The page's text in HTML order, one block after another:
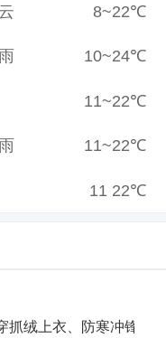
8~22℃
10~24℃
11~22℃
11~22℃
11 22℃
抓绒上衣、防寒冲锋衣